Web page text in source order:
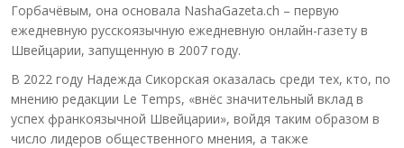
Горбачёвым, она основала NashaGazeta.ch – первую
ежедневную русскоязычную ежедневную онлайн-газету в
Швейцарии, запущенную в 2007 году.
В 2022 году Надежда Сикорская оказалась среди тех, кто, по
мнению редакции Le Temps, «внёс значительный вклад в
успех франкоязычной Швейцарии», войдя таким образом в
число лидеров общественного мнения, а также